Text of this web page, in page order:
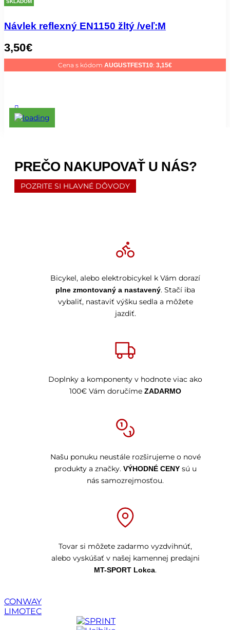
SKLADOM
Návlek reflexný EN1150 žltý /veľ:M
3,50€
Cena s kódom AUGUSTFEST10: 3,15€
PREČO NAKUPOVAŤ U NÁS?
POZRITE SI HLAVNÉ DÔVODY
Bicykel, alebo elektrobicykel k Vám dorazí
plne zmontovaný a nastavený. Stačí iba
vybaliť, nastaviť výšku sedla a môžete
jazdiť.
Doplnky a komponenty v hodnote viac ako
100€ Vám doručíme ZADARMO
Našu ponuku neustále rozširujeme o nové
produkty a značky. VÝHODNÉ CENYsú u
nás samozrejmosťou.
Tovar si môžete zadarmo vyzdvihnúť,
alebo vyskúšať v našej kamennej predajni
MT-SPORT Lokca.
CONWAY
LIMOTEC